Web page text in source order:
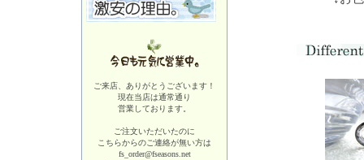
ご来店、ありがとうございます！
現在当店は通常通り
営業しております。
ご注文いただいたのに
こちらからのご連絡が無い方は
fs_order@fseasons.net